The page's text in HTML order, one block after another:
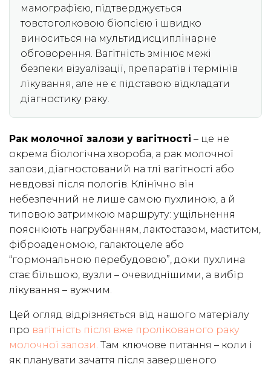
мамографією, підтверджується
товстоголковою біопсією і швидко
виноситься на мультидисциплінарне
обговорення. Вагітність змінює межі
безпеки візуалізації, препаратів і термінів
лікування, але не є підставою відкладати
діагностику раку.
Рак молочної залози у вагітності – це не
окрема біологічна хвороба, а рак молочної
залози, діагностований на тлі вагітності або
невдовзі після пологів. Клінічно він
небезпечний не лише самою пухлиною, а й
типовою затримкою маршруту: ущільнення
пояснюють нагрубанням, лактостазом, маститом,
фіброаденомою, галактоцеле або
“гормональною перебудовою”, доки пухлина
стає більшою, вузли – очевиднішими, а вибір
лікування – вужчим.
Цей огляд відрізняється від нашого матеріалу
про вагітність після вже пролікованого раку
молочної залози. Там ключове питання – коли і
як планувати зачаття після завершеного